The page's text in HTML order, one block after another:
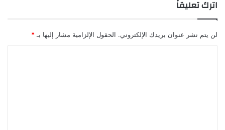
اترك تعليقاً
لن يتم نشر عنوان بريدك الإلكتروني. الحقول الإلزامية مشار إليها بـ *